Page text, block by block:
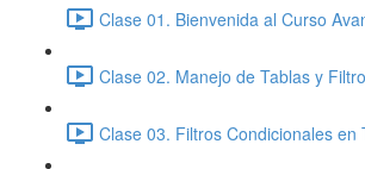
Clase 01. Bienvenida al Curso
Clase 02. Manejo de Tablas y
Clase 03. Filtros Condicionales en